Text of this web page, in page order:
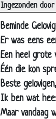
Ingezonden door
Beminde
Er was eens
Een heel grote
Één die kon
Beste
Ik ben wat
Maar vandaag
21 Oct 2019
10 Oct 2019